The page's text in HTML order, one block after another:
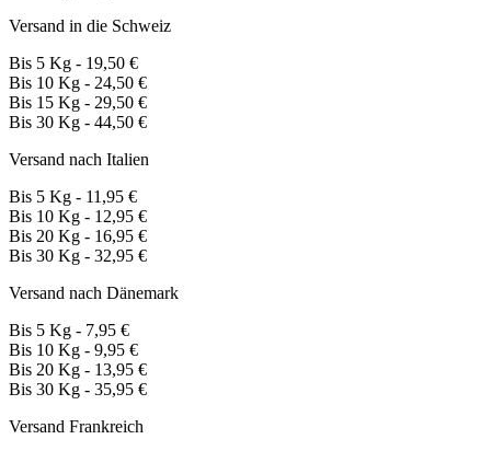
Versand in die Schweiz
Bis 5 Kg - 19,50 €
Bis 10 Kg - 24,50 €
Bis 15 Kg - 29,50 €
Bis 30 Kg - 44,50 €
Versand nach Italien
Bis 5 Kg - 11,95 €
Bis 10 Kg - 12,95 €
Bis 20 Kg - 16,95 €
Bis 30 Kg - 32,95 €
Versand nach Dänemark
Bis 5 Kg - 7,95 €
Bis 10 Kg - 9,95 €
Bis 20 Kg - 13,95 €
Bis 30 Kg - 35,95 €
Versand Frankreich